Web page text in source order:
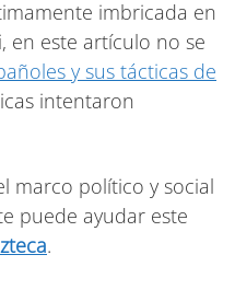
imbricada en
en este artículo no se
y sus tácticas de
intentaron
marco político y social
puede ayudar este
.